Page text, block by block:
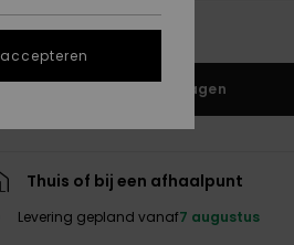
maattabel
In winkelwagen
Thuis of bij een afhaalpunt
Levering gepland vanaf7 augustus